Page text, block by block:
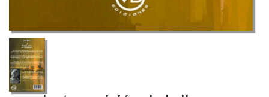
La trasmisión de la llama